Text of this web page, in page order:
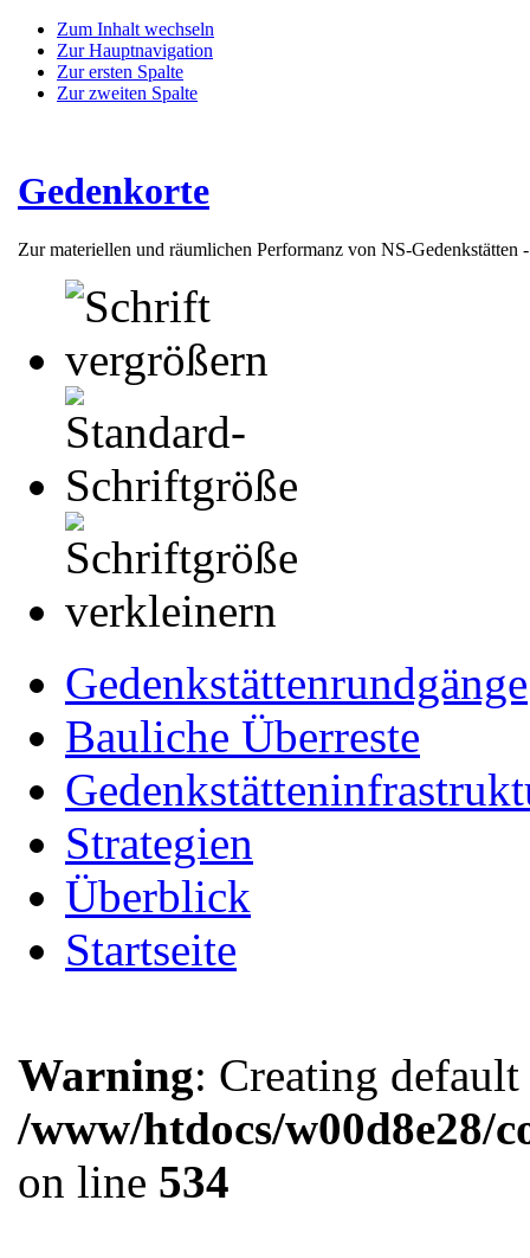
Zum Inhalt wechseln
Zur Hauptnavigation
Zur ersten Spalte
Zur zweiten Spalte
Gedenkorte
Zur materiellen und räumlichen Performanz von NS-Gedenkstätten
Gedenkstättenrundgänge
Bauliche Überreste
Strategien
Überblick
Startseite
Warning: Creating
/www/htdocs/w00d8e28/
on line 534